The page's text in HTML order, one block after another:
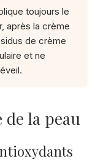
toujours le
après la crème
de crème
et ne
la peau